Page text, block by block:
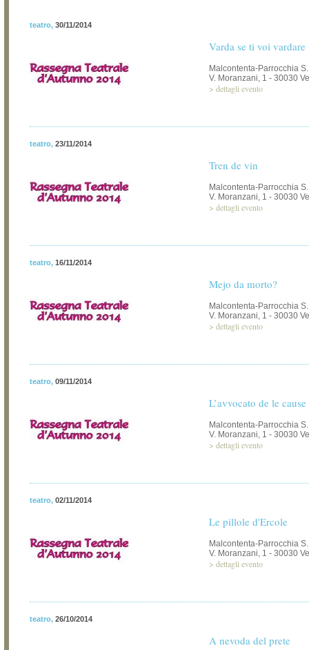
teatro, 30/11/2014
Varda se ti voi vardare
Malcontenta-Parrocchia
V. Moranzani, 1 - 30030
> dettagli evento
teatro, 23/11/2014
Tren de vin
Malcontenta-Parrocchia
V. Moranzani, 1 - 30030
> dettagli evento
teatro, 16/11/2014
Mejo da morto?
Malcontenta-Parrocchia
V. Moranzani, 1 - 30030
> dettagli evento
teatro, 09/11/2014
L’avvocato de le cause
Malcontenta-Parrocchia
V. Moranzani, 1 - 30030
> dettagli evento
teatro, 02/11/2014
Le pillole d'Ercole
Malcontenta-Parrocchia
V. Moranzani, 1 - 30030
> dettagli evento
teatro, 26/10/2014
A nevoda del prete